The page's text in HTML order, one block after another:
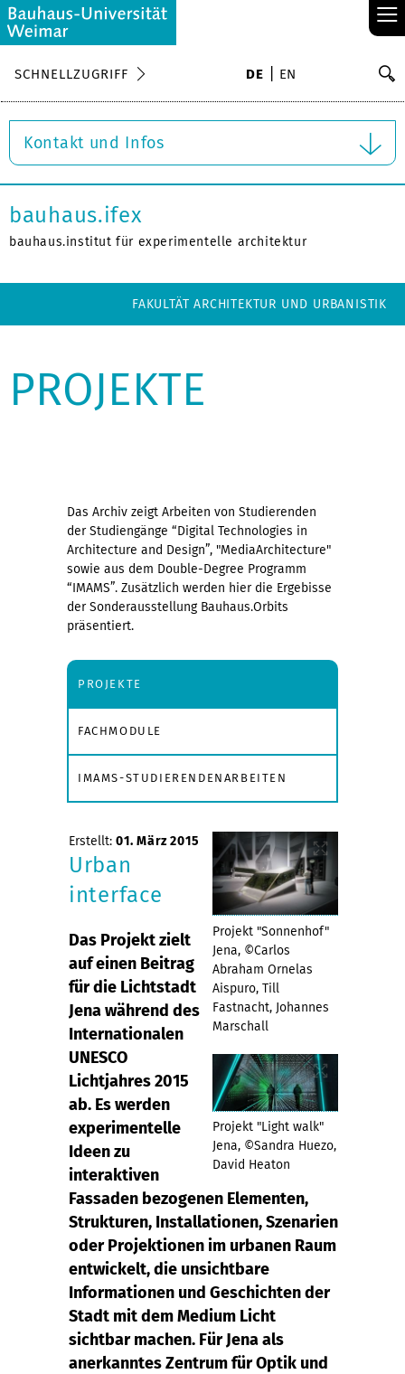
≡
SCHNELLZUGRIFF DE EN
Kontakt und Infos
bauhaus.ifex
bauhaus.institut für experimentelle architektur
FAKULTÄT ARCHITEKTUR UND URBANISTIK
PROJEKTE
Das Archiv zeigt Arbeiten von Studierenden
der Studiengänge “Digital Technologies in
Architecture and Design”, "MediaArchitecture"
sowie aus dem Double-Degree Programm
“IMAMS”. Zusätzlich werden hier die Ergebisse
der Sonderausstellung Bauhaus.Orbits
präsentiert.
PROJEKTE
FACHMODULE
IMAMS-STUDIERENDENARBEITEN
Projekt "Sonnenhof"
Jena, ©Carlos
Abraham Ornelas
Aispuro, Till
Fastnacht, Johannes
Marschall
Projekt "Light walk"
Jena, ©Sandra Huezo,
David Heaton
Erstellt: 01. März 2015
Urban
interface
Das Projekt zielt
auf einen Beitrag
für die Lichtstadt
Jena während des
Internationalen
UNESCO
Lichtjahres 2015
ab. Es werden
experimentelle
Ideen zu
interaktiven
Fassaden bezogenen Elementen,
Strukturen, Installationen, Szenarien
oder Projektionen im urbanen Raum
entwickelt, die unsichtbare
Informationen und Geschichten der
Stadt mit dem Medium Licht
sichtbar machen. Für Jena als
anerkanntes Zentrum für Optik und